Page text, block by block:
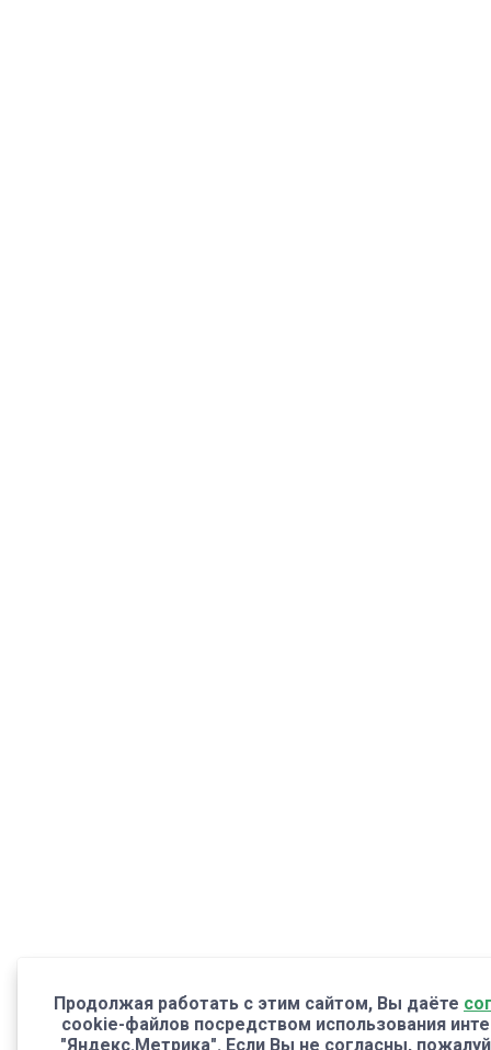
Продолжая работать с этим сайтом, Вы даёте
cookie-файлов посредством использования
"Яндекс.Метрика". Если Вы не согласны,